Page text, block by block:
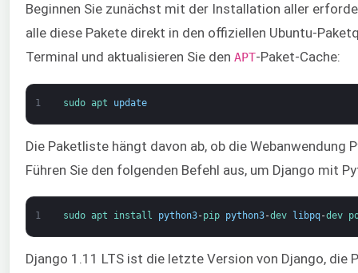
Beginnen Sie zunächst mit der Installation aller
alle diese Pakete direkt in den offiziellen Ubuntu-
Terminal und aktualisieren Sie den APT-Paket-Cache:
1 sudo apt update
Die Paketliste hängt davon ab, ob die Webanwendung
Führen Sie den folgenden Befehl aus, um Django mit
1 sudo apt install python3-pip python3-dev libpq-dev
Django 1.11 LTS ist die letzte Version von Django, die